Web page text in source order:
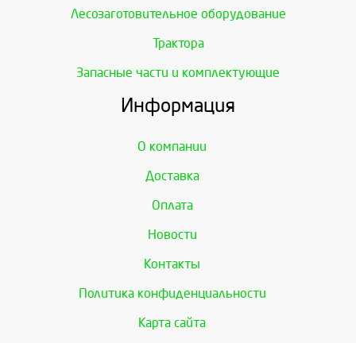
Лесозаготовительное оборудование
Трактора
Запасные части и комплектующие
Информация
О компании
Доставка
Оплата
Новости
Контакты
Политика конфиденциальности
Карта сайта